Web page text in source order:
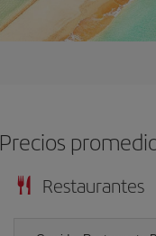
Precios
Restaurantes